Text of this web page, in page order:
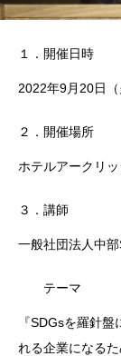
１．開催日時
2022年9月20日
２．開催場所
ホテルアークリ
３．講師
一般社団法人中
テーマ
『SDGsを羅針
れる企業になるた